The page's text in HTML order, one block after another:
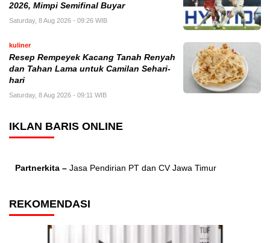
2026, Mimpi Semifinal Buyar
Saturday, 8 Aug 2026 - 09:26 WIB
kuliner
Resep Rempeyek Kacang Tanah Renyah
dan Tahan Lama untuk Camilan Sehari-
hari
Saturday, 8 Aug 2026 - 09:11 WIB
IKLAN BARIS ONLINE
Partnerkita – Jasa Pendirian PT dan CV Jawa Timur
REKOMENDASI